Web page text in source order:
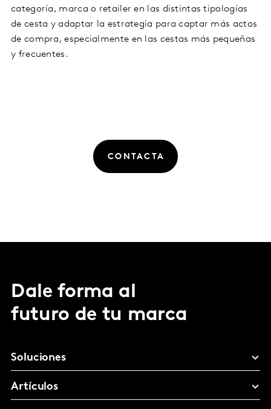
categoría, marca o retailer en las distintas tipologías
de cesta y adaptar la estrategia para captar más actos
de compra, especialmente en las cestas más pequeñas
y frecuentes.
CONTACTA
Dale forma al
futuro de tu marca
Soluciones
Artículos